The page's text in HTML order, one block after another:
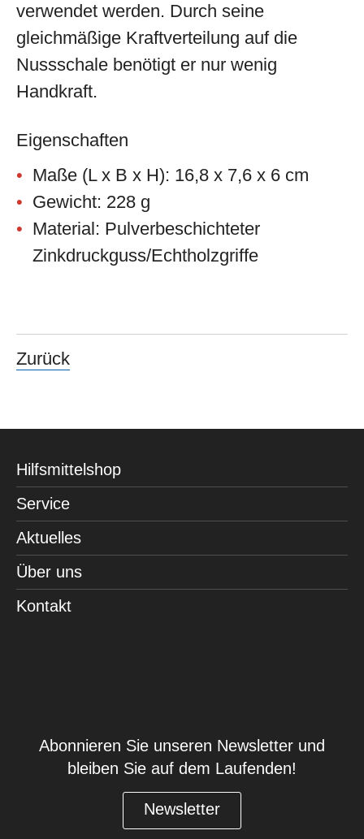
verwendet werden. Durch seine
gleichmäßige Kraftverteilung auf die
Nussschale benötigt er nur wenig
Handkraft.
Eigenschaften
Maße (L x B x H): 16,8 x 7,6 x 6 cm
Gewicht: 228 g
Material: Pulverbeschichteter
Zinkdruckguss/Echtholzgriffe
Zurück
Hilfsmittelshop
Service
Aktuelles
Über uns
Kontakt
Abonnieren Sie unseren Newsletter und
bleiben Sie auf dem Laufenden!
Newsletter